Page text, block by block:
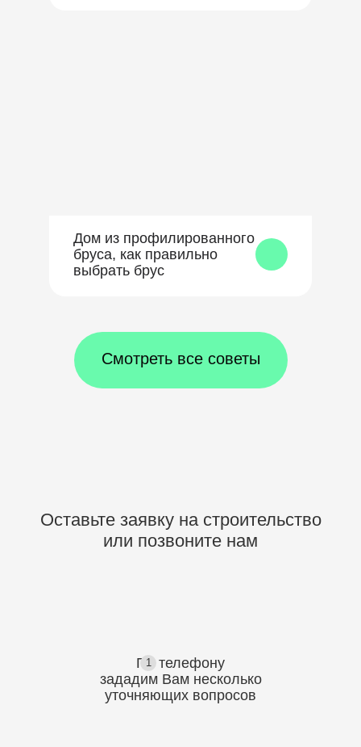
Дом из профилированного
бруса, как правильно
выбрать брус
Смотреть все советы
Оставьте заявку на строительство
или позвоните нам
1
По телефону
зададим Вам несколько
уточняющих вопросов